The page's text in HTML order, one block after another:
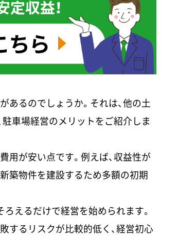
あるのでしょうか。それは、他の土
車場経営のメリットをご紹介しま
用が安い点です。例えば、収益性が
築物件を建設するため多額の初期
えるだけで経営を始められます。
するリスクが比較的低く、経営初心